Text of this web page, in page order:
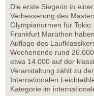
Die erste Siegerin in
Verbesserung des
Olympianormen für
Frankfurt Marathon
Auflage des
Wochenende rund
etwa 14.000 auf der
Veranstaltung zählt zu
Internationalen
Kategorie im